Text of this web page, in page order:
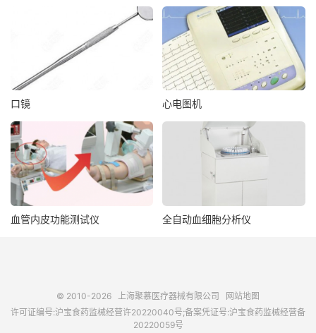
口镜 心电图机
血管内皮功能测试仪 全自动血细胞分析仪
© 2010-2026 上海聚慕医疗器械有限公司
网站地图
许可证编号:沪宝食药监械经营许20220040号;备案凭证号:沪宝食药监械经营备
20220059号